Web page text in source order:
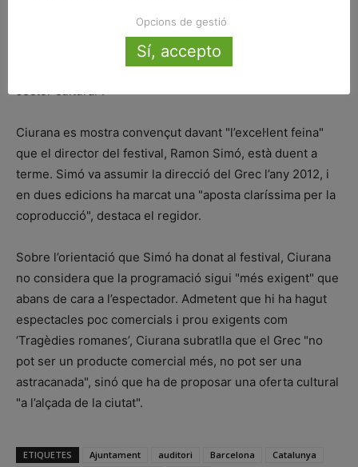
coneguin produccions locals i els contractin. Sobre
aquest punt, Ciurana indica que si be "no te tanta
transcendència de cara al públic, és molt important pel
sector cultural".
Ciurana es mostra convençut davant "l’excel·lent feina"
que el director del festival, Ramon Simó, està duent a
terme. Simó va assumir la direcció del Grec l’any 2012, i
en dues edicions ha marcat una "aposta claríssima per la
coproducció", destaca el regidor.
Sobre l’orientació que Simó ha donat al festival, Ciurana
no considera que la programació sigui "més exigent" que
abans de cara a l’espectador. Admetent que hi ha hagut
espectacles poc comercials i prou exigents com
‘Tragèdies romanes’, Ciurana subratlla que el Grec "no
pot ser un producte comercial més, no pot ser una
astracanada", sinó que ha de proposar una oferta cultural
"a l’alçada de la ciutat".
ETIQUETES Ajuntament auditori Barcelona
Catalunya
Opcions de gestió
Sí, accepto